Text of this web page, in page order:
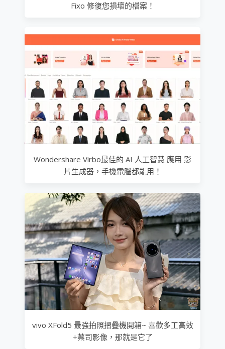
Fixo 修復您損壞的檔案！
Wondershare Virbo最佳的 AI 人工智慧 應用 影
片生成器，手機電腦都能用！
vivo XFold5 最強拍照摺疊機開箱~ 喜歡多工高效
+蔡司影像，那就是它了